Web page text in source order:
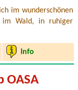
im wunderschönen
im Wald, in ruhiger
Info
OASA